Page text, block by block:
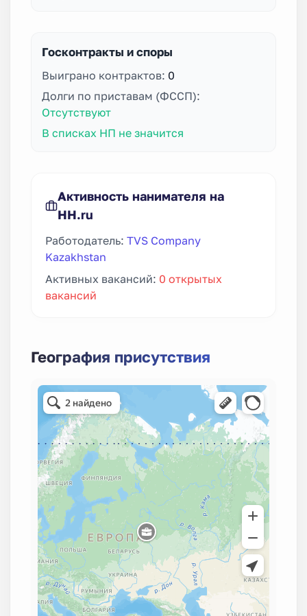
Госконтракты и споры
Выиграно контрактов: 0
Долги по приставам (ФССП):
Отсутствуют
В списках НП не значится
Активность нанимателя на
HH.ru
Работодатель: TVS Company
Kazakhstan
Активных вакансий: 0 открытых
вакансий
География присутствия